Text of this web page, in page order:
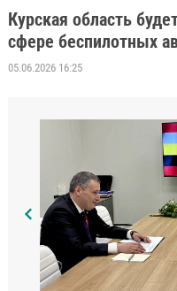
Курская область
сфере беспилотных
05.06.2026 16:25